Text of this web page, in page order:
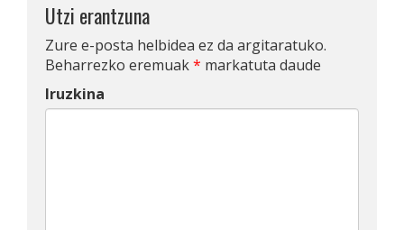
Utzi erantzuna
Zure e-posta helbidea ez da argitaratuko.
Beharrezko eremuak* markatuta daude
Iruzkina